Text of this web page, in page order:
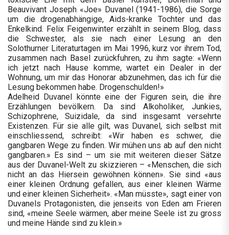
Beauvivant Joseph «Joe» Duvanel (1941-1986), die Sorge
um die drogenabhängige, Aids-kranke Tochter und das
Enkelkind. Felix Feigenwinter erzählt in seinem Blog, dass
die Schwester, als sie nach einer Lesung an den
Solothurner Literaturtagen im Mai 1996, kurz vor ihrem Tod,
zusammen nach Basel zurückfuhren, zu ihm sagte: «Wenn
ich jetzt nach Hause komme, wartet ein Dealer in der
Wohnung, um mir das Honorar abzunehmen, das ich für die
Lesung bekommen habe. Drogenschulden!»
Adelheid Duvanel könnte eine der Figuren sein, die ihre
Erzählungen bevölkern. Da sind Alkoholiker, Junkies,
Schizophrene, Suizidale, da sind insgesamt versehrte
Existenzen. Für sie alle gilt, was Duvanel, sich selbst mit
einschliessend, schreibt: «Wir haben es schwer, die
gangbaren Wege zu finden. Wir mühen uns ab auf den nicht
gangbaren.» Es sind – um sie mit weiteren dieser Sätze
aus der Duvanel-Welt zu skizzieren – «Menschen, die sich
nicht an das Hiersein gewöhnen können». Sie sind «aus
einer kleinen Ordnung gefallen, aus einer kleinen Wärme
und einer kleinen Sicherheit». «Man müsste», sagt einer von
Duvanels Protagonisten, die jenseits von Eden am Frieren
sind, «meine Seele wärmen, aber meine Seele ist zu gross
und meine Hände sind zu klein.»